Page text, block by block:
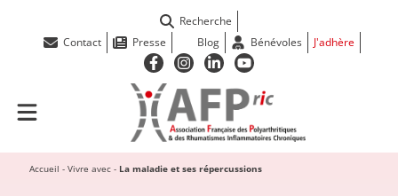
Recherche
Contact
Presse Blog Bénévoles J'adhère
Accueil - Vivre avec - La maladie et ses répercussions